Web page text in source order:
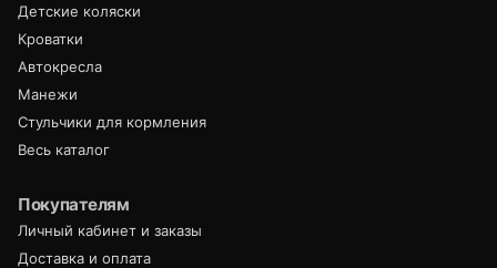
Детские коляски
Кроватки
Автокресла
Манежи
Стульчики для кормления
Весь каталог
Покупателям
Личный кабинет и заказы
Доставка и оплата